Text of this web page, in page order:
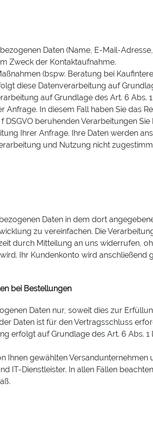
Daten (Name, E-Mail-
Zweck der Kontaktaufnahme.
(bspw. Beratung bei
diese Datenverarbeitung auf
auf Grundlage des Art. 6 Abs.
In diesem Fall haben Sie das
beruhenden Verarbeitungen
Ihrer Anfrage. Ihre Daten werden
und Nutzung nicht
Daten in dem dort
zu vereinfachen. Die
durch Mitteilung an uns widerrufen,
Ihr Kundenkonto wird anschließend
bei Bestellungen
Daten nur, soweit dies zur
Daten ist für den Vertragsschluss
erfolgt auf Grundlage des Art. 6 Abs.
Ihnen gewählten Versandunternehmen
IT-Dienstleister. In allen Fällen